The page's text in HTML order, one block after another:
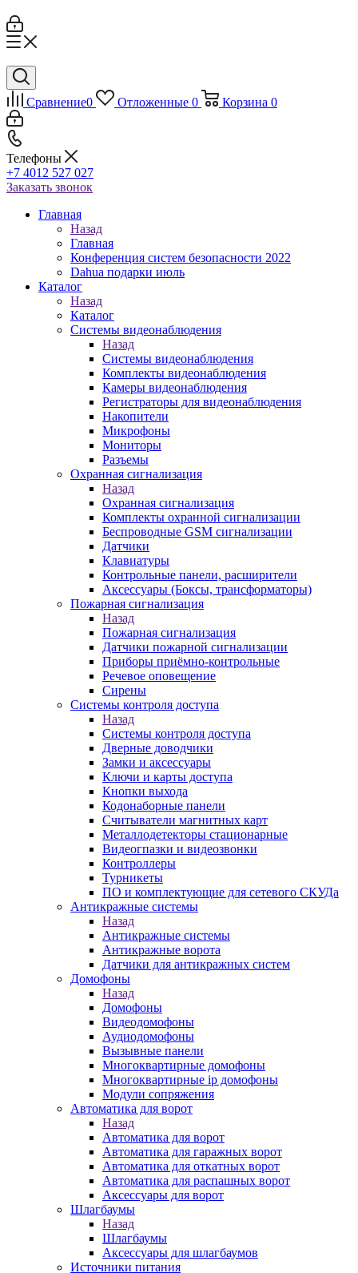
Сравнение0 Отложенные 0 Корзина 0
Телефоны
+7 4012 527 027
Заказать звонок
Главная
Назад
Главная
Конференция систем безопасности 2022
Dahua подарки июль
Каталог
Назад
Каталог
Системы видеонаблюдения
Назад
Системы видеонаблюдения
Комплекты видеонаблюдения
Камеры видеонаблюдения
Регистраторы для видеонаблюдения
Накопители
Микрофоны
Мониторы
Разъемы
Охранная сигнализация
Назад
Охранная сигнализация
Комплекты охранной сигнализации
Беспроводные GSM сигнализации
Датчики
Клавиатуры
Контрольные панели, расширители
Аксессуары (Боксы, трансформаторы)
Пожарная сигнализация
Назад
Пожарная сигнализация
Датчики пожарной сигнализации
Приборы приёмно-контрольные
Речевое оповещение
Сирены
Системы контроля доступа
Назад
Системы контроля доступа
Дверные доводчики
Замки и аксессуары
Ключи и карты доступа
Кнопки выхода
Кодонаборные панели
Считыватели магнитных карт
Металлодетекторы стационарные
Видеогпазки и видеозвонки
Контроллеры
Турникеты
ПО и комплектующие для сетевого СКУДа
Антикражные системы
Назад
Антикражные системы
Антикражные ворота
Датчики для антикражных систем
Домофоны
Назад
Домофоны
Видеодомофоны
Аудиодомофоны
Вызывные панели
Многоквартирные домофоны
Многоквартирные ip домофоны
Модули сопряжения
Автоматика для ворот
Назад
Автоматика для ворот
Автоматика для гаражных ворот
Автоматика для откатных ворот
Автоматика для распашных ворот
Аксессуары для ворот
Шлагбаумы
Назад
Шлагбаумы
Аксессуары для шлагбаумов
Источники питания